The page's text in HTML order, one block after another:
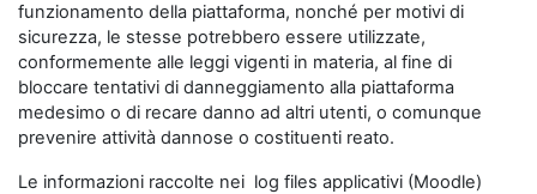
funzionamento della piattaforma, nonché per motivi di
sicurezza, le stesse potrebbero essere utilizzate,
conformemente alle leggi vigenti in materia, al fine di
bloccare tentativi di danneggiamento alla piattaforma
medesimo o di recare danno ad altri utenti, o comunque
prevenire attività dannose o costituenti reato.
Le informazioni raccolte nei log files applicativi (Moodle)